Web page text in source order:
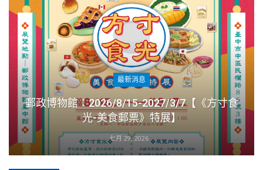
最新消息
郵政博物館：2026/8/15-2027/3/7【《方寸食
光-美食郵票》特展】
七月 29, 2026